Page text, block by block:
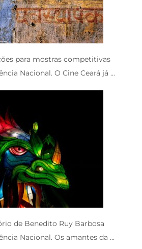
para mostras competitivas
Nacional. O Cine Ceará já ...
de Benedito Ruy Barbosa
Nacional. Os amantes da ...